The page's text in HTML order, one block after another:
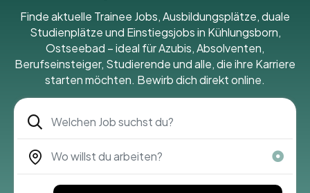
Finde aktuelle Trainee Jobs, Ausbildungsplätze, duale
Studienplätze und Einstiegsjobs in Kühlungsborn,
Ostseebad – ideal für Azubis, Absolventen,
Berufseinsteiger, Studierende und alle, die ihre Karriere
starten möchten. Bewirb dich direkt online.